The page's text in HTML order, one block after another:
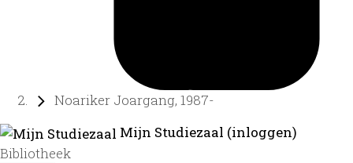
Noariker Joargang, 1987-
Mijn Studiezaal (inloggen)
Bibliotheek